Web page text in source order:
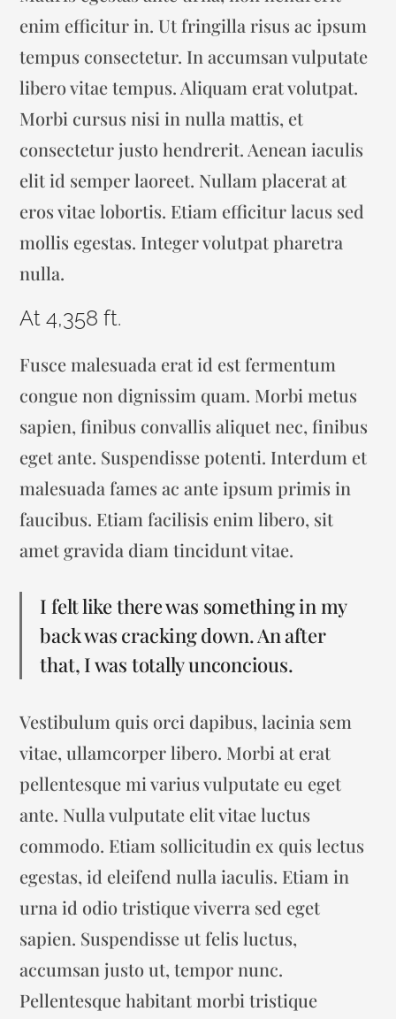
enim efficitur in. Ut fringilla risus ac ipsum
tempus consectetur. In accumsan vulputate
libero vitae tempus. Aliquam erat volutpat.
Morbi cursus nisi in nulla mattis, et
consectetur justo hendrerit. Aenean iaculis
elit id semper laoreet. Nullam placerat at
eros vitae lobortis. Etiam efficitur lacus sed
mollis egestas. Integer volutpat pharetra
nulla.
At 4,358 ft.
Fusce malesuada erat id est fermentum
congue non dignissim quam. Morbi metus
sapien, finibus convallis aliquet nec, finibus
eget ante. Suspendisse potenti. Interdum et
malesuada fames ac ante ipsum primis in
faucibus. Etiam facilisis enim libero, sit
amet gravida diam tincidunt vitae.
I felt like there was something in my
back was cracking down. An after
that, I was totally unconcious.
Vestibulum quis orci dapibus, lacinia sem
vitae, ullamcorper libero. Morbi at erat
pellentesque mi varius vulputate eu eget
ante. Nulla vulputate elit vitae luctus
commodo. Etiam sollicitudin ex quis lectus
egestas, id eleifend nulla iaculis. Etiam in
urna id odio tristique viverra sed eget
sapien. Suspendisse ut felis luctus,
accumsan justo ut, tempor nunc.
Pellentesque habitant morbi tristique